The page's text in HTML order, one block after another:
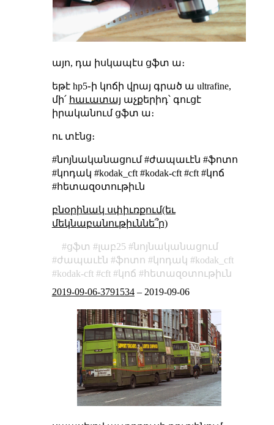
այո, դա իսկապէս ցֆտ ա։
եթէ hp5֊ի կոճի վրայ գրած ա ultrafine,
մի՛ հաւատայ աչքերիդ՝ գուցէ
իրականում ցֆտ ա։
ու տէնց։
#նոյնականացում #ժապաւէն #ֆոտո
#կոդակ #kodak_cft #kodak-cft #cft #կոճ
#հետազօտութիւն
բնօրինակ սփիւռքում(եւ
մեկնաբանութիւննե՞ր)
ցֆտ լաբ25
նոյնականացում
ժապաւէն
ֆոտո կոդակ
kodak_cft
kodak-cft
cft կոճ
հետազօտութիւն
2019-09-06-3791534– 2019-09-06